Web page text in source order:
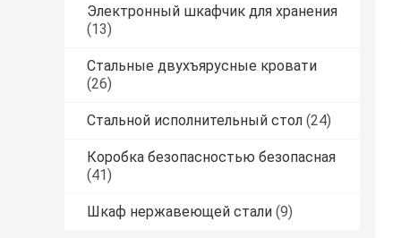
Электронный шкафчик для хранения
(13)
Стальные двухъярусные кровати
(26)
Стальной исполнительный стол (24)
Коробка безопасностью безопасная
(41)
Шкаф нержавеющей стали (9)